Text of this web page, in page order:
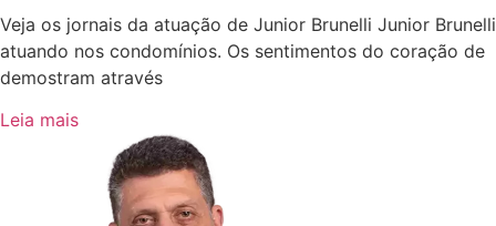
Veja os jornais da atuação de Junior Brunelli Junior Brunelli
atuando nos condomínios. Os sentimentos do coração de
demostram através
Leia mais